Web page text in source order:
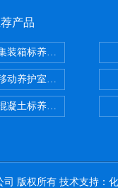
产品
装箱标养室 养护室设备
动养护室 标养室
凝土标养室恒温恒湿设备
版权所有 技术支持：